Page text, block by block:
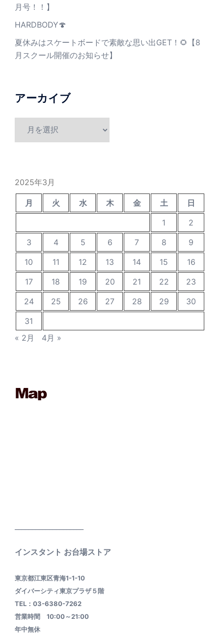
月号！！】
HARDBODY🍄
夏休みはスケートボードで素敵な思い出GET！🌻【8
月スクール開催のお知らせ】
アーカイブ
2025年3月
月 火 水 木 金 土
日
1
2
3
4 5 6 7 8
9
10
11 12 13 14 15
16
17
18 19 20 21 22
23
24
25 26 27 28 29
30
31
« 2月
4月 »
インスタント お台場ストア
東京都江東区青海1-1-10
ダイバーシティ東京プラザ５階
TEL：03-6380-7262
営業時間 10:00～21:00
年中無休